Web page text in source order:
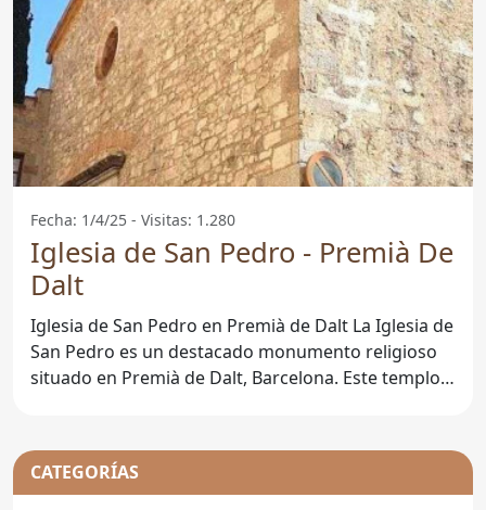
Fecha: 1/4/25 - Visitas: 1.280
Iglesia de San Pedro - Premià De
Dalt
Iglesia de San Pedro en Premià de Dalt La Iglesia de
San Pedro es un destacado monumento religioso
situado en Premià de Dalt, Barcelona. Este templo
CATEGORÍAS